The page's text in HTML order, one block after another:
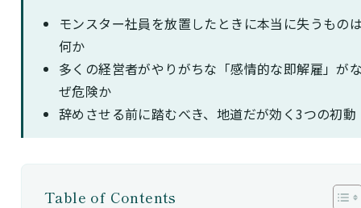
モンスター社員を放置したときに本当に失うもの
何か
多くの経営者がやりがちな「感情的な即解雇」が
ぜ危険か
辞めさせる前に踏むべき、地道だが効く3つの初動
Table of Contents